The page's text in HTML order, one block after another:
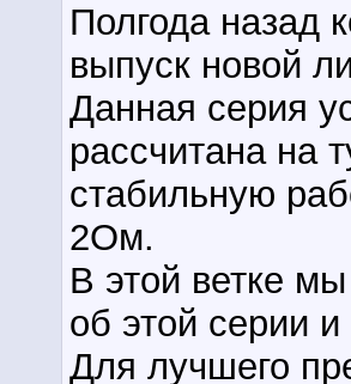
Полгода назад
выпуск новой
Данная серия
рассчитана на
стабильную
2Ом.
В этой ветке
об этой серии
Для лучшего